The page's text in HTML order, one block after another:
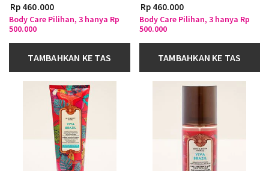
Rp 460.000
Body Care Pilihan, 3 hanya Rp
500.000
TAMBAHKAN KE TAS
Rp 460.000
Body Care Pilihan, 3 hanya Rp
500.000
TAMBAHKAN KE TAS